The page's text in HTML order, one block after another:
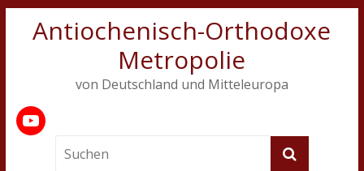
Antiochenisch-Orthodoxe
Metropolie
von Deutschland und Mitteleuropa